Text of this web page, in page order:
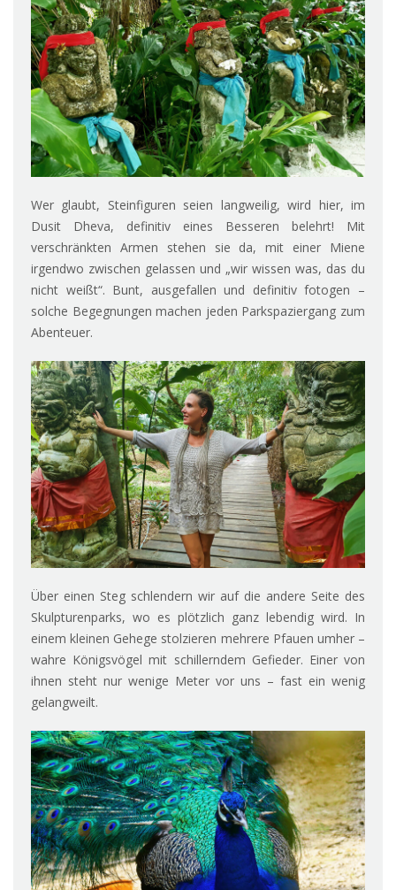
Wer glaubt, Steinfiguren seien langweilig, wird hier, im
Dusit Dheva, definitiv eines Besseren belehrt! Mit
verschränkten Armen stehen sie da, mit einer Miene
irgendwo zwischen gelassen und „wir wissen was, das du
nicht weißt“. Bunt, ausgefallen und definitiv fotogen –
solche Begegnungen machen jeden Parkspaziergang zum
Abenteuer.
Über einen Steg schlendern wir auf die andere Seite des
Skulpturenparks, wo es plötzlich ganz lebendig wird. In
einem kleinen Gehege stolzieren mehrere Pfauen umher –
wahre Königsvögel mit schillerndem Gefieder. Einer von
ihnen steht nur wenige Meter vor uns – fast ein wenig
gelangweilt.